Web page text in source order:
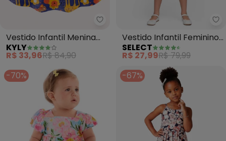
Kyly - Vestido Infantil Menina
Vestido Infantil Menina
em Algodão (Azul)
KYLY
R$ 33,96R$ 84,90
Vestido Infantil Feminino
Estampado (Azul)
SELECT
R$ 27,99R$ 79,99
-70%
-67%